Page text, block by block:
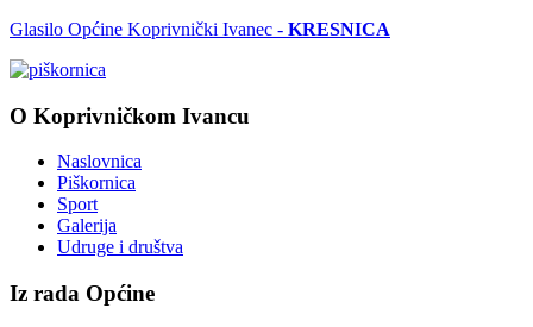
Glasilo Općine Koprivnički Ivanec - KRESNICA
O Koprivničkom Ivancu
Naslovnica
Piškornica
Sport
Galerija
Udruge i društva
Iz rada Općine